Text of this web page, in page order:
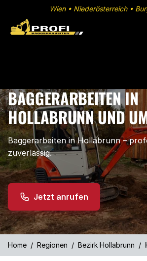
Wien • Niederösterreich •
BAGGERARBEITEN IN
HOLLABRUNN UND
Baggerarbeiten in Hollabrunn –
zuverlässig.
Jetzt anrufen
Home / Regionen / Bezirk Hollabrunn /